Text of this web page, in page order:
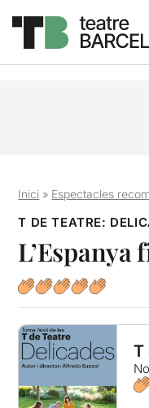
Inici » Espectacles
T DE TEATRE:
L’Espanya
T